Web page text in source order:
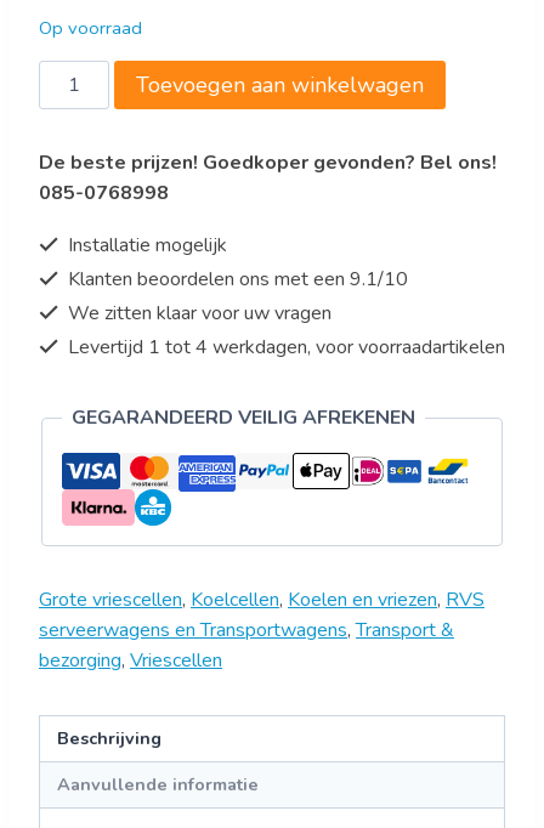
Op voorraad
Vrieswagen
model
20
aantal
Toevoegen aan winkelwagen
De beste prijzen! Goedkoper gevonden? Bel ons!
085-0768998
Installatie mogelijk
Klanten beoordelen ons met een 9.1/10
We zitten klaar voor uw vragen
Levertijd 1 tot 4 werkdagen, voor voorraadartikelen
GEGARANDEERD VEILIG AFREKENEN
Grote vriescellen, Koelcellen, Koelen en vriezen, RVS
serveerwagens en Transportwagens,Transport &
bezorging, Vriescellen
Beschrijving
Aanvullende informatie